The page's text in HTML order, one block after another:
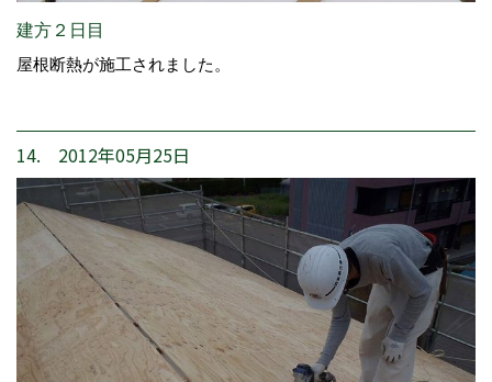
建方２日目
屋根断熱が施工されました。
14. 2012年05月25日